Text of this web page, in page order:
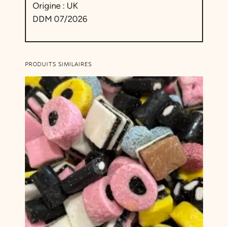
Origine : UK
DDM 07/2026
PRODUITS SIMILAIRES